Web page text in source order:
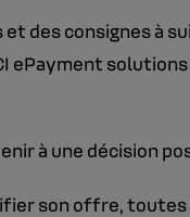
des consignes à
ePayment
à une décision
son offre,